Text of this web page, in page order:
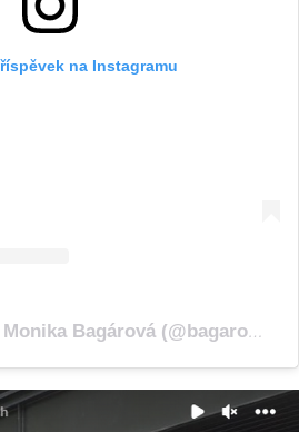
na Instagramu
Příspěvek sdílený Monika Bagárová (@bagarovamonika)